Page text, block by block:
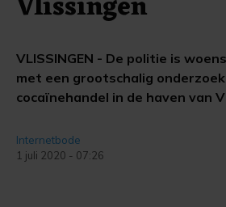
VLISSINGEN - De politie is
met een grootschalig
cocaïnehandel in de haven van
Internetbode
1 juli 2020 - 07:26